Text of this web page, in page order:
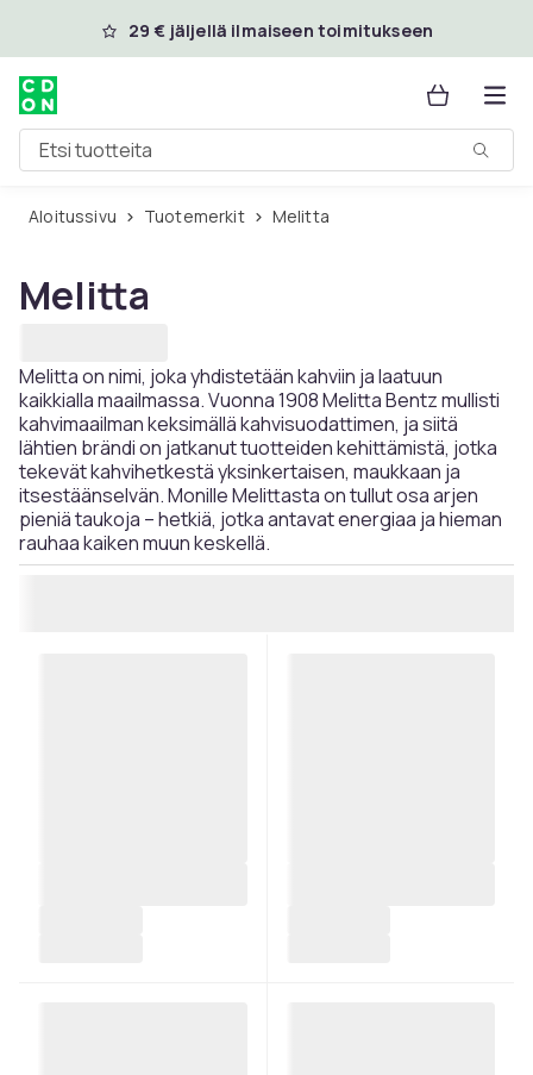
Ohita ja siirry pääsisältöön
29 € jäljellä ilmaiseen toimitukseen
Etsi tuotteita
Aloitussivu Tuotemerkit Melitta
Melitta
Melitta on nimi, joka yhdistetään kahviin ja laatuun
kaikkialla maailmassa. Vuonna 1908 Melitta Bentz mullisti
kahvimaailman keksimällä kahvisuodattimen, ja siitä
lähtien brändi on jatkanut tuotteiden kehittämistä, jotka
tekevät kahvihetkestä yksinkertaisen, maukkaan ja
itsestäänselvän. Monille Melittasta on tullut osa arjen
pieniä taukoja – hetkiä, jotka antavat energiaa ja hieman
rauhaa kaiken muun keskellä.